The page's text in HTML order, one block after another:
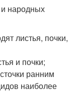
народных
листья, почки,
и почки;
ранним
наиболее